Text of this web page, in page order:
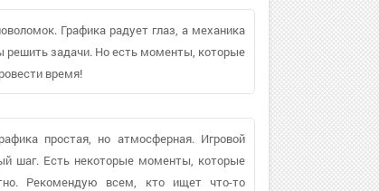
Графика радует глаз, а механика
решить задачи. Но есть моменты, которые
время!
простая, но атмосферная. Игровой
шаг. Есть некоторые моменты, которые
Рекомендую всем, кто ищет что-то